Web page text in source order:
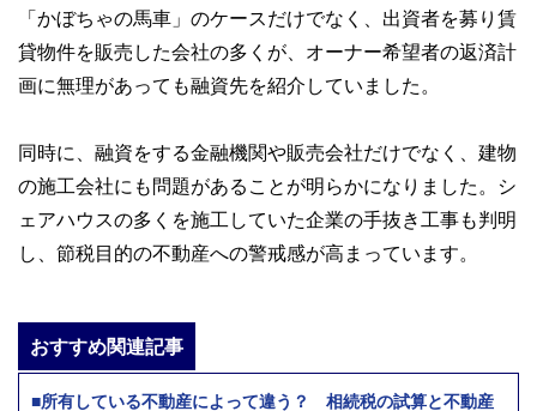
「かぼちゃの馬車」のケースだけでなく、出資者を募り賃
貸物件を販売した会社の多くが、オーナー希望者の返済計
画に無理があっても融資先を紹介していました。
同時に、融資をする金融機関や販売会社だけでなく、建物
の施工会社にも問題があることが明らかになりました。シ
ェアハウスの多くを施工していた企業の手抜き工事も判明
し、節税目的の不動産への警戒感が高まっています。
おすすめ関連記事
■所有している不動産によって違う？ 相続税の試算と不動産